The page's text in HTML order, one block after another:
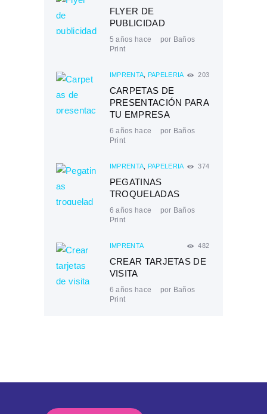
FLYER DE
PUBLICIDAD
5 años hace por Baños
Print
IMPRENTA PAPELERÍA 203
CARPETAS DE
PRESENTACIÓN PARA
TU EMPRESA
6 años hace por Baños
Print
IMPRENTA PAPELERÍA 374
PEGATINAS
TROQUELADAS
6 años hace por Baños
Print
IMPRENTA 482
CREAR TARJETAS DE
VISITA
6 años hace por Baños
Print